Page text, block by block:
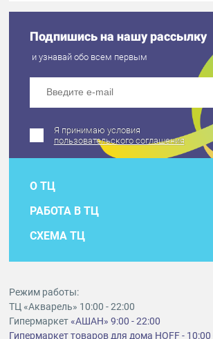
Подпишись на нашу рассылку
и узнавай обо всем первым
Я принимаю условия
пользовательского соглашения
О ТЦ
РАБОТА В ТЦ
СХЕМА ТЦ
Режим работы:
ТЦ «Акварель» 10:00 - 22:00
Гипермаркет«АШАН» 9:00 - 22:00
Гипермаркет товаров для дома HOFF - 10:00